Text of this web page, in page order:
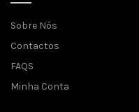
Sobre Nós
Contactos
FAQS
Minha Conta